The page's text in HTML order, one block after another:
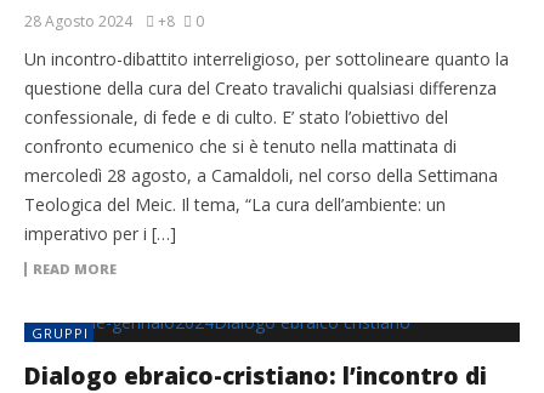
28 Agosto 2024 +8 0
Un incontro-dibattito interreligioso, per sottolineare quanto la
questione della cura del Creato travalichi qualsiasi differenza
confessionale, di fede e di culto. E’ stato l’obiettivo del
confronto ecumenico che si è tenuto nella mattinata di
mercoledì 28 agosto, a Camaldoli, nel corso della Settimana
Teologica del Meic. Il tema, “La cura dell’ambiente: un
imperativo per i […]
READ MORE
GRUPPI
Dialogo ebraico-cristiano: l’incontro di